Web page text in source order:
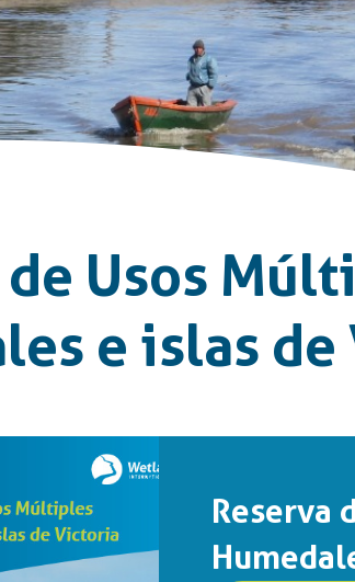
de Usos
e islas
Reserva